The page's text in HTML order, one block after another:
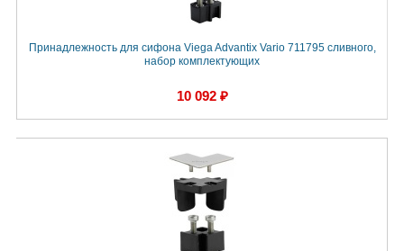
Принадлежность для сифона Viega Advantix Vario 711795 сливного,
набор комплектующих
10 092 ₽